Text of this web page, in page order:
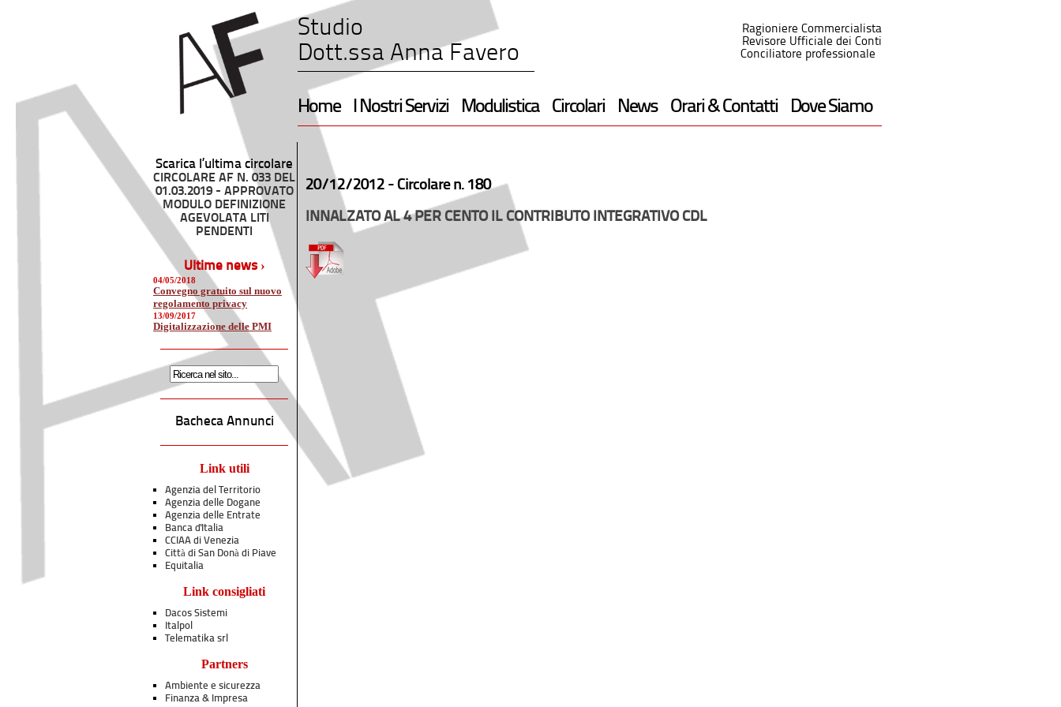
Studio
Dott.ssa Anna Favero
Ragioniere Commercialista
Revisore Ufficiale dei Conti
Conciliatore professionale
Home I Nostri Servizi Modulistica Circolari News Orari & Contatti Dove Siamo
Scarica l’ultima circolare
CIRCOLARE AF N. 033 DEL
01.03.2019 - APPROVATO
MODULO DEFINIZIONE
AGEVOLATA LITI
PENDENTI
Ultime news ›
04/05/2018
Convegno gratuito sul nuovo
regolamento privacy
13/09/2017
Digitalizzazione delle PMI
Bacheca Annunci
Link utili
Agenzia del Territorio
Agenzia delle Dogane
Agenzia delle Entrate
Banca d'Italia
CCIAA di Venezia
Città di San Donà di Piave
Equitalia
Link consigliati
Dacos Sistemi
Italpol
Telematika srl
Partners
Ambiente e sicurezza
Finanza & Impresa
20/12/2012 - Circolare n. 180
INNALZATO AL 4 PER CENTO IL CONTRIBUTO INTEGRATIVO CDL